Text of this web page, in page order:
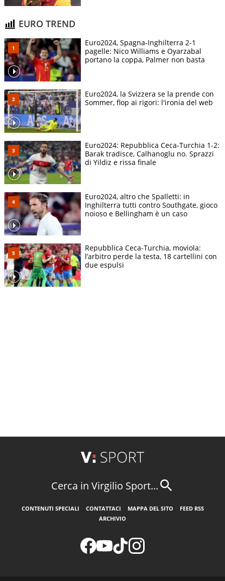
EURO TREND
Euro2024, Spagna-Inghilterra 2-1
pagelle: Nico Williams e Oyarzabal
portano la coppa, Palmer non basta
Euro2024, la Svizzera se la prende con
Sommer, flop ai rigori: l'ironia del web
Euro2024: Repubblica Ceca-Turchia 1-2:
Barak tradisce, Calhanoglu no. Sprazzi
di Yildiz e rissa finale
Euro2024, altro che Spalletti: in
Inghilterra tutti contro Southgate, gioco
noioso e Bellingham è un caso
Repubblica Ceca-Turchia, moviola:
l’arbitro perde la testa, 18 cartellini con
due espulsi
Cerca in Virgilio Sport...
CONTENUTI SPECIALI CONTATTACI MAPPA DEL SITO
FEED RSS
ARCHIVIO